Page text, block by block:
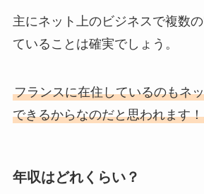
主にネット上のビジネスで複数
ていることは確実でしょう。
フランスに在住しているのもネ
できるからなのだと思われます！
年収はどれくらい？